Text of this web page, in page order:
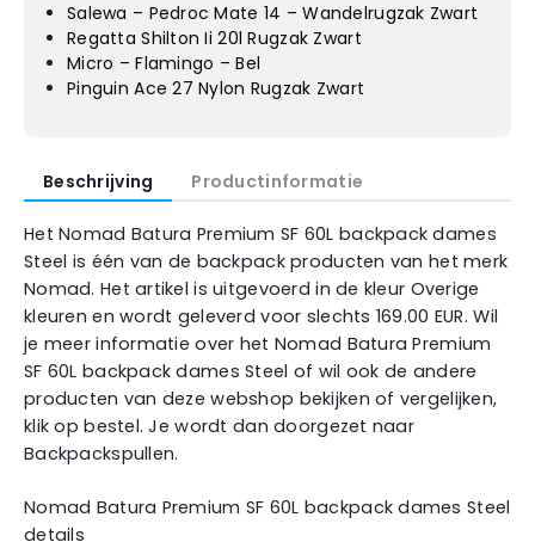
Salewa – Pedroc Mate 14 – Wandelrugzak Zwart
Regatta Shilton Ii 20l Rugzak Zwart
Micro – Flamingo – Bel
Pinguin Ace 27 Nylon Rugzak Zwart
Beschrijving Productinformatie
Het Nomad Batura Premium SF 60L backpack dames
Steel is één van de backpack producten van het merk
Nomad. Het artikel is uitgevoerd in de kleur Overige
kleuren en wordt geleverd voor slechts 169.00 EUR. Wil
je meer informatie over het Nomad Batura Premium
SF 60L backpack dames Steel of wil ook de andere
producten van deze webshop bekijken of vergelijken,
klik op bestel. Je wordt dan doorgezet naar
Backpackspullen.
Nomad Batura Premium SF 60L backpack dames Steel
details